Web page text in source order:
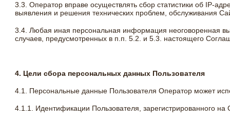
3.3. Оператор вправе осуществлять сбор статистики об IP-
выявления и решения технических проблем, обслуживания
3.4. Любая иная персональная информация неоговоренная
случаев, предусмотренных в п.п. 5.2. и 5.3. настоящего
4. Цели сбора персональных данных Пользователя
4.1. Персональные данные Пользователя Оператор может
4.1.1. Идентификации Пользователя, зарегистрированного на